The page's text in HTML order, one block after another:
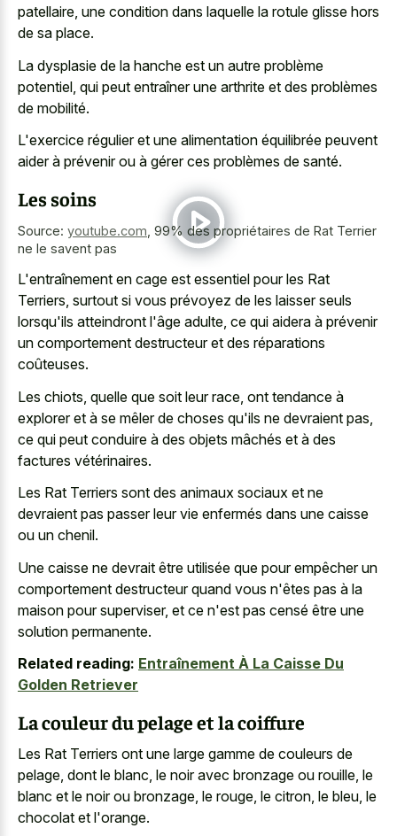
patellaire, une condition dans laquelle la rotule glisse hors
de sa place.
La dysplasie de la hanche est un autre problème
potentiel, qui peut entraîner une arthrite et des problèmes
de mobilité.
L'exercice régulier et une alimentation équilibrée peuvent
aider à prévenir ou à gérer ces problèmes de santé.
Les soins
Source: youtube.com 99% des propriétaires de Rat Terrier
ne le savent pas
L'entraînement en cage est essentiel pour les Rat
Terriers, surtout si vous prévoyez de les laisser seuls
lorsqu'ils atteindront l'âge adulte, ce qui aidera à prévenir
un comportement destructeur et des réparations
coûteuses.
Les chiots, quelle que soit leur race, ont tendance à
explorer et à se mêler de choses qu'ils ne devraient pas,
ce qui peut conduire à des objets mâchés et à des
factures vétérinaires.
Les Rat Terriers sont des animaux sociaux et ne
devraient pas passer leur vie enfermés dans une caisse
ou un chenil.
Une caisse ne devrait être utilisée que pour empêcher un
comportement destructeur quand vous n'êtes pas à la
maison pour superviser, et ce n'est pas censé être une
solution permanente.
Related reading: Entraînement À La Caisse Du
Golden Retriever
La couleur du pelage et la coiffure
Les Rat Terriers ont une large gamme de couleurs de
pelage, dont le blanc, le noir avec bronzage ou rouille, le
blanc et le noir ou bronzage, le rouge, le citron, le bleu, le
chocolat et l'orange.